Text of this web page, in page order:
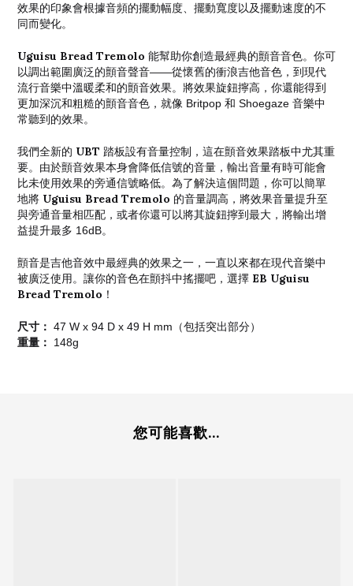
效果的印象會根據音頻的擺動幅度、擺動寬度以及擺動速度的不
同而變化。
Uguisu Bread Tremolo 能幫助你創造最經典的顫音音色。你可
以調出範圍廣泛的顫音聲音——從懷舊的衝浪吉他音色，到現代
流行音樂中溫暖柔和的顫音效果。將效果旋鈕擰高，你還能得到
更加深沉和粗糙的顫音音色，就像 Britpop 和 Shoegaze 音樂中
常聽到的效果。
我們全新的 UBT 踏板設有音量控制，這在顫音效果踏板中尤其重
要。由於顫音效果本身會降低信號的音量，輸出音量有時可能會
比未使用效果的旁通信號略低。為了解決這個問題，你可以簡單
地將 Uguisu Bread Tremolo 的音量調高，將效果音量提升至
與旁通音量相匹配，或者你還可以將其旋鈕擰到最大，將輸出增
益提升最多 16dB。
顫音是吉他音效中最經典的效果之一，一直以來都在現代音樂中
被廣泛使用。讓你的音色在顫抖中搖擺吧，選擇 EB Uguisu
Bread Tremolo ！
尺寸： 47 W x 94 D x 49 H mm（包括突出部分）
重量： 148g
您可能喜歡...